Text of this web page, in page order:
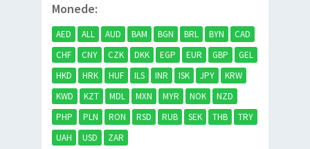
Monede:
AED ALL AUD BAM BGN BRL BYN
CAD
CHF
CNY CZK DKK EGP EUR GBP
GEL
HKD
HRK HUF ILS INR ISK JPY
KRW
KWD
KZT MDL MXN MYR NOK
NZD
PHP
PLN RON RSD RUB SEK THB
TRY
UAH
USD ZAR